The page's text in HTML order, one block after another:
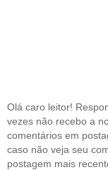
Olá caro leitor!
vezes não recebo a
comentários em
caso não veja seu
postagem mais